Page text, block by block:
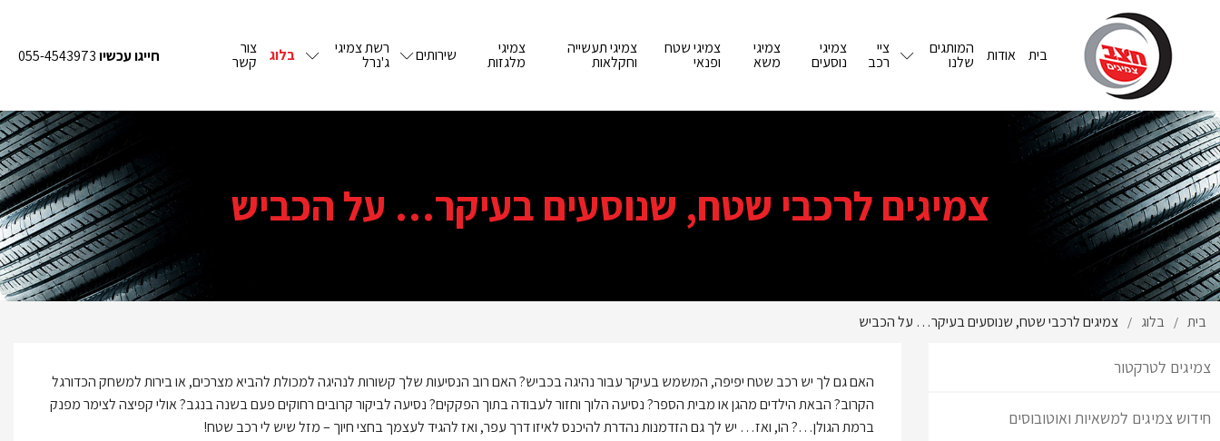
בית אודות המותגים
שלנו
ציי
רכב
צמיגי
נוסעים
צמיגי
משא
צמיגי שטח
ופנאי
צמיגי תעשייה
וחקלאות
צמיגי
מלגזות שירותים רשת צמיגי
ג'נרל בלוג צור
קשר חייגו עכשיו055-4543973
צמיגים לרכבי שטח, שנוסעים בעיקר… על הכביש
בית / בלוג / צמיגים לרכבי שטח, שנוסעים בעיקר… על הכביש
צמיגים לטרקטור
חידוש צמיגים למשאיות ואוטובוסים
האם גם לך יש רכב שטח יפיפה, המשמש בעיקר עבור נהיגה בכביש? האם רוב הנסיעות שלך קשורות לנהיגה למכולת להביא מצרכים, או בירות למשחק הכדורגל
הקרוב? הבאת הילדים מהגן או מבית הספר? נסיעה הלוך וחזור לעבודה בתוך הפקקים? נסיעה לביקור קרובים רחוקים פעם בשנה בנגב? אולי קפיצה לצימר מפנק
ברמת הגולן…? הו, ואז… יש לך גם הזדמנות נהדרת להיכנס לאיזו דרך עפר, ואז להגיד לעצמך בחצי חיוך – מזל שיש לי רכב שטח!